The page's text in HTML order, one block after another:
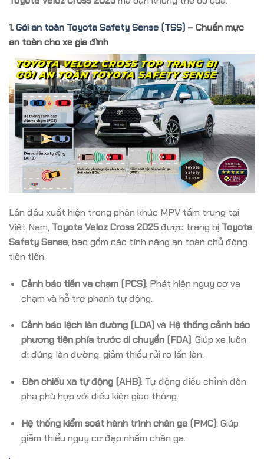
1.Gói an toàn Toyota Safety Sense (TSS) – Chuẩn mực
an toàn cho xe gia đình
Lần đầu xuất hiện trong phân khúc MPV tầm trung tại
Việt Nam, Toyota Veloz Cross 2025được trang bị Toyota
Safety Sense, bao gồm các tính năng an toàn chủ động
tiên tiến:
Cảnh báo tiền va chạm (PCS): Phát hiện nguy cơ va
chạm và hỗ trợ phanh tự động.
Cảnh báo lệch làn đường (LDA)và Hệ thống cảnh báo
phương tiện phía trước di chuyển (FDA): Giúp xe luôn
đi đúng làn đường, giảm thiểu rủi ro lấn làn.
Đèn chiếu xa tự động (AHB): Tự động điều chỉnh đèn
pha phù hợp với điều kiện giao thông.
Hệ thống kiểm soát hành trình chân ga (PMC): Giúp
giảm thiểu nguy cơ đạp nhầm chân ga.